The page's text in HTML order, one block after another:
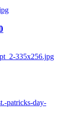
335x256.jpg
patricks-day-